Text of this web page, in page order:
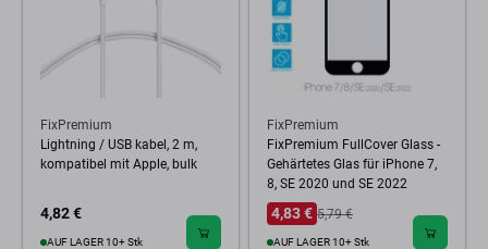
FixPremium
Lightning / USB kabel, 2 m,
kompatibel mit Apple, bulk
4,82 €
AUF LAGER 10+ Stk
FixPremium
FixPremium FullCover Glass -
Gehärtetes Glas für iPhone 7,
8, SE 2020 und SE 2022
4,83 € 5,79 €
AUF LAGER 10+ Stk